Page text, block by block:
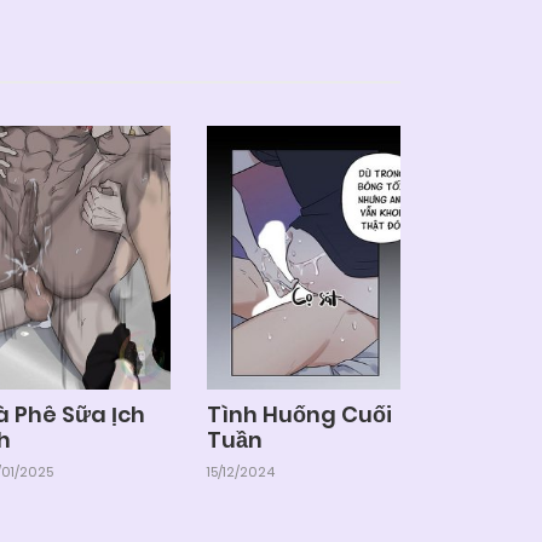
Phê Sữa Ịch
2025
Tình Huống Cuối
Tuần
15/12/2024